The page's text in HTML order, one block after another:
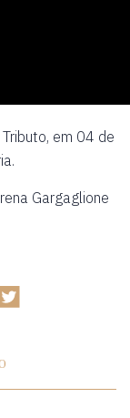
em 04 de
Gargaglione